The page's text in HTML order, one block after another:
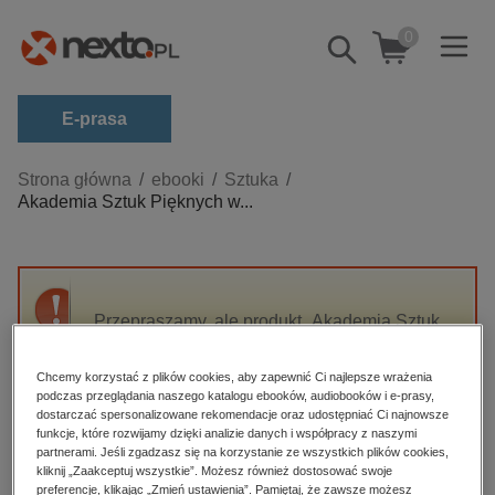
Pokaż/schowaj
wyszukiwarkę
0
E-prasa
Kategorie
Zobacz wszystkie E-prasa
budownictwo, aranżacja wnętrz
darmowe wydania
edukacja
hobby, sport, rozrywka
komputery, internet, technologie, informatyka
Strona główna ebooki
Sztuka
Akademia Sztuk Pięknych w...
Przepraszamy, ale produkt „Akademia Sztuk
High-contrast mode
Polecane
Chcemy korzystać z plików cookies, aby zapewnić Ci najlepsze wrażenia
podczas przeglądania naszego katalogu ebooków, audiobooków i e-prasy,
dostarczać spersonalizowane rekomendacje oraz udostępniać Ci najnowsze
funkcje, które rozwijamy dzięki analizie danych i współpracy z naszymi
partnerami. Jeśli zgadzasz się na korzystanie ze wszystkich plików cookies,
kliknij „Zaakceptuj wszystkie”. Możesz również dostosować swoje
preferencje, klikając „Zmień ustawienia”. Pamiętaj, że zawsze możesz